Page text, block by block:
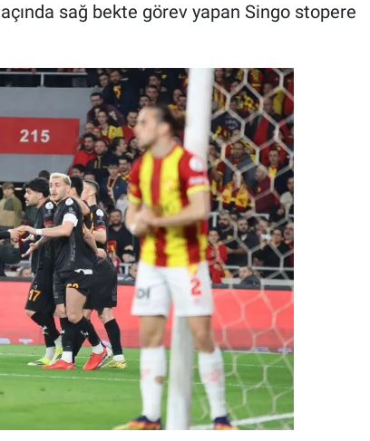
sağ bekte görev yapan Singo stopere